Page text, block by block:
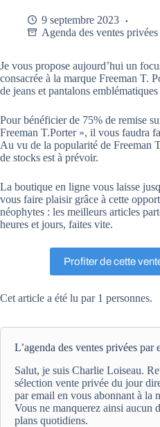
9 septembre 2023
Agenda des ventes
Je vous propose aujourd’hui un
consacrée à la marque Freeman T.
de jeans et pantalons
Pour bénéficier de 75% de remise
Freeman T.Porter », il vous faudra
Au vu de la popularité de Freeman
de stocks est à prévoir.
La boutique en ligne vous laisse
vous faire plaisir grâce à cette
néophytes : les meilleurs articles
heures et jours, faites vite.
Profiter de cette
Cet article a été lu par 1 personnes.
L’agenda des ventes privées par
Salut, je suis Charlie Loiseau.
sélection vente privée du jour
par email en vous abonnant à la
Vous ne manquerez ainsi aucun
plans quotidiens.